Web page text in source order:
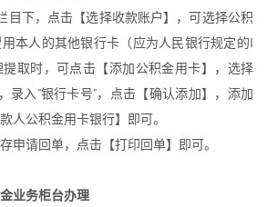
目下，点击【选择收款账户】，可选择公积
本人的其他银行卡（应为人民银行规定的I
取时，可点击【添加公积金用卡】，选择
录入“银行卡号”，点击【确认添加】，添加
人公积金用卡银行】即可。
申请回单，点击【打印回单】即可。
业务柜台办理